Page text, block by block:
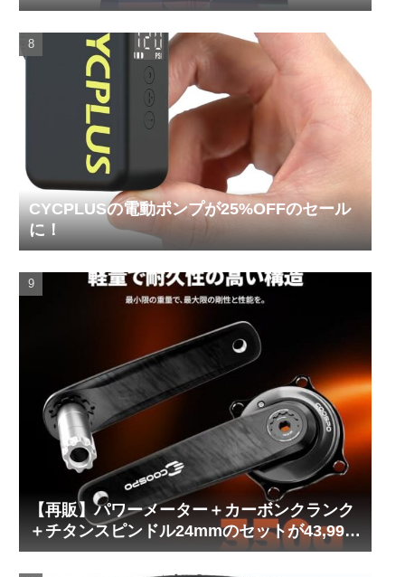
CYCPLUSの電動ポンプが25%OFFのセール
に！
【再販】パワーメーター＋カーボンクランク
＋チタンスピンドル24mmのセットが43,999
円！